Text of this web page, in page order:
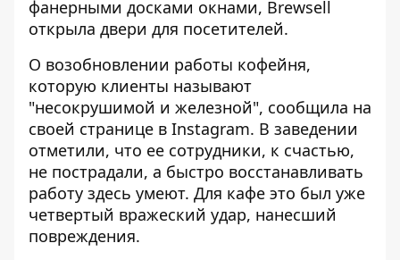
фанерными досками окнами, Brewsell
открыла двери для посетителей.
О возобновлении работы кофейня,
которую клиенты называют
"несокрушимой и железной", сообщила на
своей странице в Instagram. В заведении
отметили, что ее сотрудники, к счастью,
не пострадали, а быстро восстанавливать
работу здесь умеют. Для кафе это был уже
четвертый вражеский удар, нанесший
повреждения.